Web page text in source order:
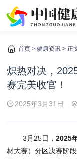
首页 > 健康资讯 > 正
炽热对决，
赛完美收官！
2025年3月31日
3月25日， 2025
材大赛）分区决赛阶